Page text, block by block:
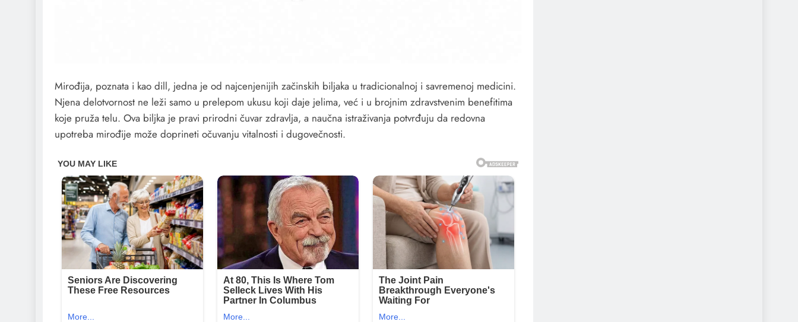
Mirođija, poznata i kao dill, jedna je od najcenjenijih začinskih biljaka u tradicionalnoj i savremenoj medicini.
Njena delotvornost ne leži samo u prelepom ukusu koji daje jelima, već i u brojnim zdravstvenim benefitima
koje pruža telu. Ova biljka je pravi prirodni čuvar zdravlja, a naučna istraživanja potvrđuju da redovna
upotreba mirođije može doprineti očuvanju vitalnosti i dugovečnosti.